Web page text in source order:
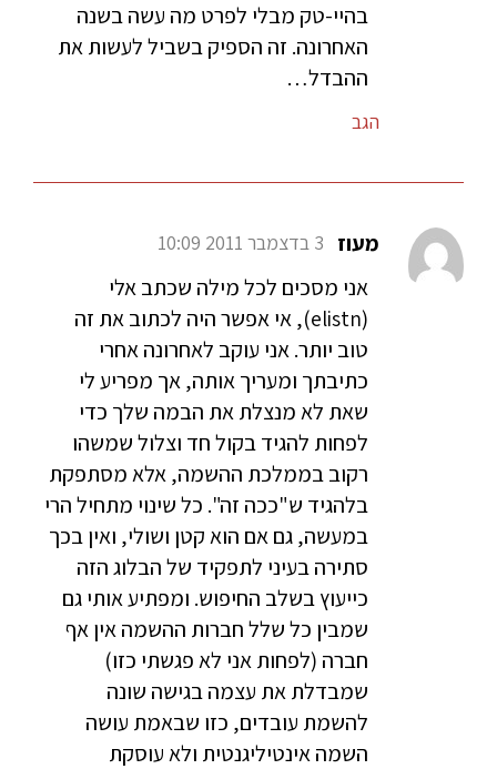
בהיי-טק מבלי לפרט מה עשה בשנה
האחרונה. זה הספיק בשביל לעשות את
ההבדל…
הגב
מעוז 3 בדצמבר 2011 10:09
אני מסכים לכל מילה שכתב אלי
(elistn), אי אפשר היה לכתוב את זה
טוב יותר. אני עוקב לאחרונה אחרי
כתיבתך ומעריך אותה, אך מפריע לי
שאת לא מנצלת את הבמה שלך כדי
לפחות להגיד בקול חד וצלול שמשהו
רקוב בממלכת ההשמה, אלא מסתפקת
בלהגיד ש"ככה זה". כל שינוי מתחיל הרי
במעשה, גם אם הוא קטן ושולי, ואין בכך
סתירה בעיני לתפקיד של הבלוג הזה
כייעוץ בשלב החיפוש. ומפתיע אותי גם
שמבין כל שלל חברות ההשמה אין אף
חברה (לפחות אני לא פגשתי כזו)
שמבדלת את עצמה בגישה שונה
להשמת עובדים, כזו שבאמת עושה
השמה אינטיליגנטית ולא עוסקת